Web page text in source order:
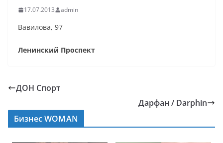
17.07.2013 admin
Вавилова, 97
Ленинский Проспект
ДОН Спорт
Дарфан / Darphin
Бизнес WOMAN